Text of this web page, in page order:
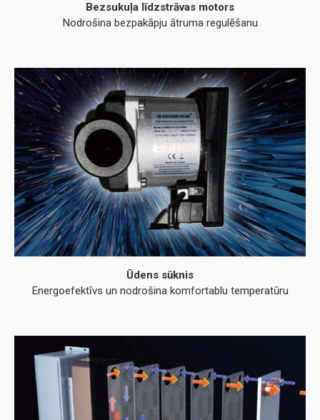
Bezsukuļa līdzstrāvas motors
Nodrošina bezpakāpju ātruma regulēšanu
Ūdens sūknis
Energoefektīvs un nodrošina komfortablu temperatūru